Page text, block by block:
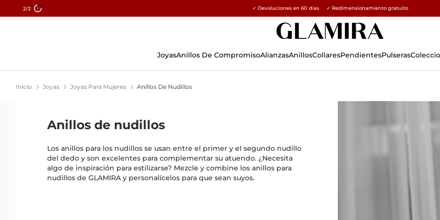
2/2 15% en todos los pedidos →
✓ Devoluciones en 60 días ✓ Redimensionamiento gratuito
JoyasAnillos De CompromisoAlianzasAnillosCollaresPendientesPulseras
Inicio Joyas Joyas Para Mujeres Anillos De Nudillos
Anillos de nudillos
Los anillos para los nudillos se usan entre el primer y el segundo nudillo
del dedo y son excelentes para complementar su atuendo. ¿Necesita
algo de inspiración para estilizarse? Mezcle y combine los anillos para
nudillos de GLAMIRA y personalícelos para que sean suyos.